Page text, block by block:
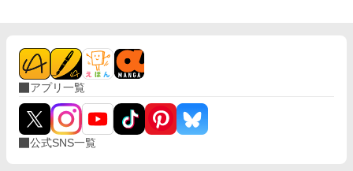
アプリ一覧
公式SNS一覧